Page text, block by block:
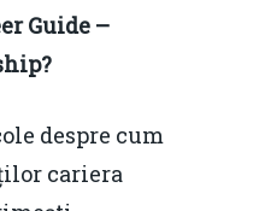
Guide –
despre cum
cariera